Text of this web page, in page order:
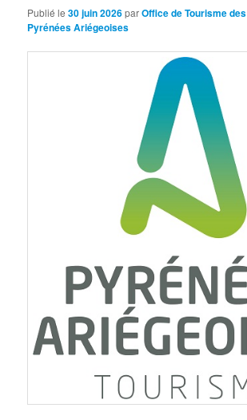
Publié le30 juin 2026parOffice de Tourisme des
Pyrénées Ariégeoises